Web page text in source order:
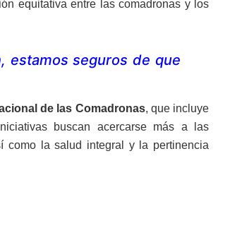
equitativa entre las comadronas y los
estamos seguros de que
de las Comadronas, que incluye
buscan acercarse más a las
como la salud integral y la pertinencia